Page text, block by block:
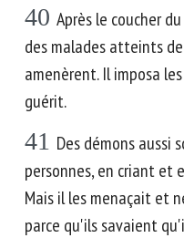
40 Après le coucher
des malades atteints
amenèrent. Il imposa
guérit.
41 Des démons aussi
personnes, en criant et
Mais il les menaçait et
parce qu'ils savaient